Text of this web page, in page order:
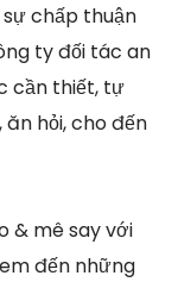
chấp thuận
ty đối tác an
cần thiết, tự
hỏi, cho đến
& mê say với
đến những